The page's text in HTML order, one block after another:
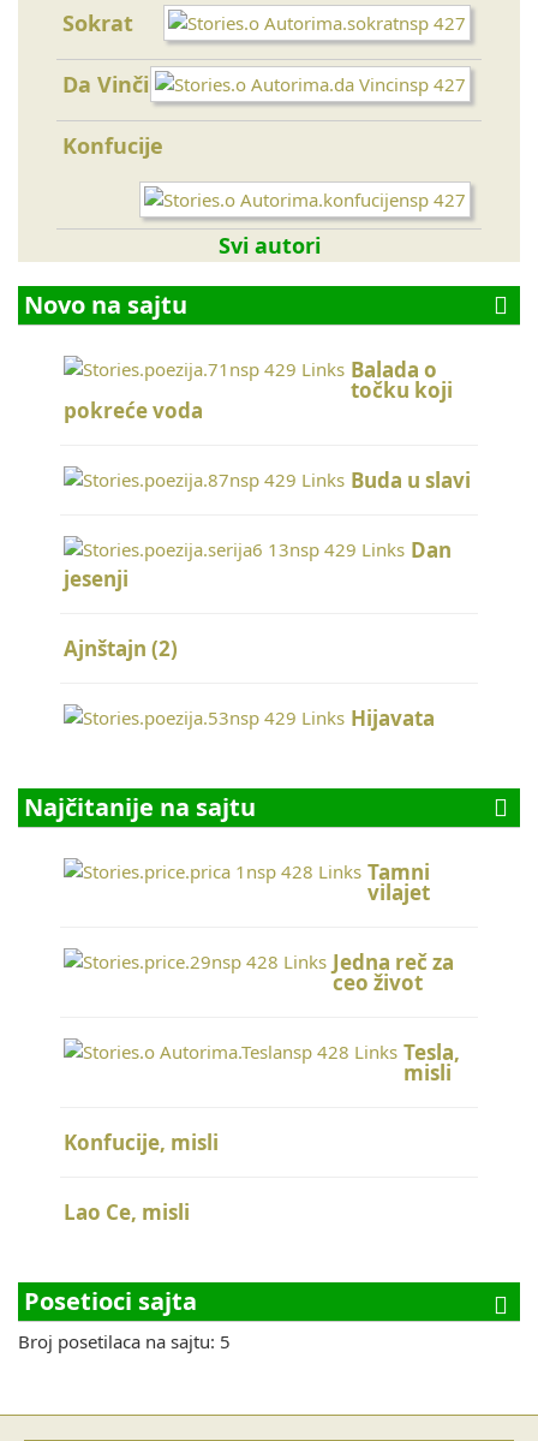
Sokrat
Da Vinči
Konfucije
Svi autori
Novo na sajtu
Balada o
točku koji
pokreće voda
Buda u slavi
Dan
jesenji
Ajnštajn (2)
Hijavata
Najčitanije na sajtu
Tamni
vilajet
Jedna reč za
ceo život
Tesla,
misli
Konfucije, misli
Lao Ce, misli
Posetioci sajta
Broj posetilaca na sajtu: 5